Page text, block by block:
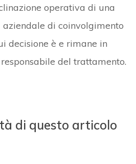
operativa di una
di coinvolgimento
decisione è e rimane in
del trattamento.
di questo articolo